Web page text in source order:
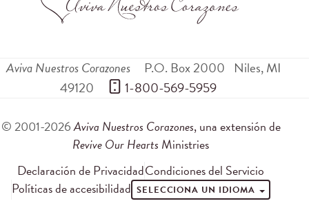
Aviva Nuestros Corazones P.O. Box 2000 Niles,MI
49120
1-800-569-5959
© 2001-2026Aviva Nuestros Corazones, una extensión de
Revive Our Hearts Ministries
Declaración de PrivacidadCondiciones del Servicio
Políticas de accesibilidad SELECCIONA UN IDIOMA